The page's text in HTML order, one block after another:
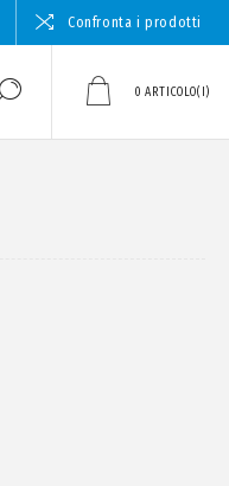
Confronta i prodotti
0 ARTICOLO(I)